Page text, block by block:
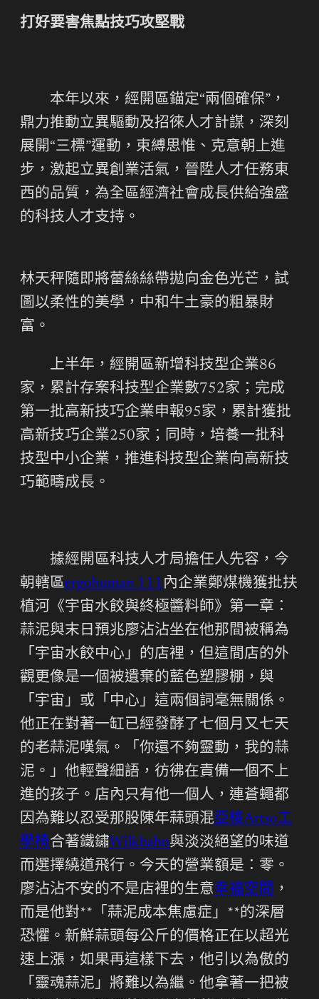
打好要害焦點技巧攻堅戰
本年以來，經開區錨定“兩個確保”，
鼎力推動立異驅動及招徠人才計謀，深刻
展開“三標”運動，束縛思惟、克意朝上進
步，激起立異創業活氣，晉陞人才任務東
西的品質，為全區經濟社會成長供給強盛
的科技人才支持。
林天秤隨即將蕾絲絲帶拋向金色光芒，試
圖以柔性的美學，中和牛土豪的粗暴財
富。
上半年，經開區新增科技型企業86
家，累計存案科技型企業數752家；完成
第一批高新技巧企業申報95家，累計獲批
高新技巧企業250家；同時，培養一批科
技型中小企業，推進科技型企業向高新技
巧範疇成長。
據經開區科技人才局擔任人先容，今
朝轄區ergohuman 111 內企業鄭煤機獲批扶
植河《宇宙水餃與終極醬料師》第一章：
蒜泥與末日預兆廖沾沾坐在他那間被稱為
「宇宙水餃中心」的店裡，但這間店的外
觀更像是一個被遺棄的藍色塑膠棚，與
「宇宙」或「中心」這兩個詞毫無關係。
他正在對著一缸已經發酵了七個月又七天
的老蒜泥嘆氣。「你還不夠靈動，我的蒜
泥。」他輕聲細語，彷彿在責備一個不上
進的孩子。店內只有他一個人，連蒼蠅都
因為難以忍受那股陳年蒜頭混亞梭Artso工
學椅合著鐵鏽Wilkhahn與淡淡絕望的味道
而選擇繞道飛行。今天的營業額是：零。
廖沾沾不安的不是店裡的生意幸福空間 ，
而是他對**「蒜泥成本焦慮症」**的深層
恐懼。新鮮蒜頭每公斤的價格正在以超光
速上漲，如果再這樣下去，他引以為傲的
「靈魂蒜泥」將難以為繼。他拿著一把被